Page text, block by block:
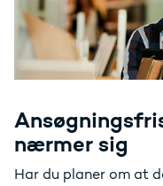
nærmer sig
Har du planer om at